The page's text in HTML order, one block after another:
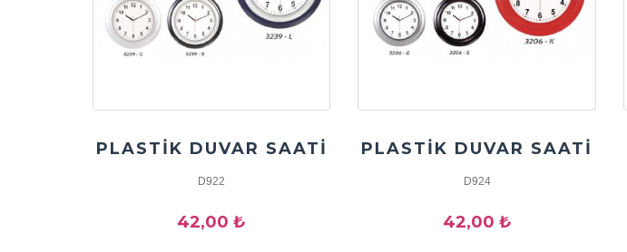
PLASTİK DUVAR SAATİ
D922
42,00 ₺
PLASTİK DUVAR SAATİ
D924
42,00 ₺